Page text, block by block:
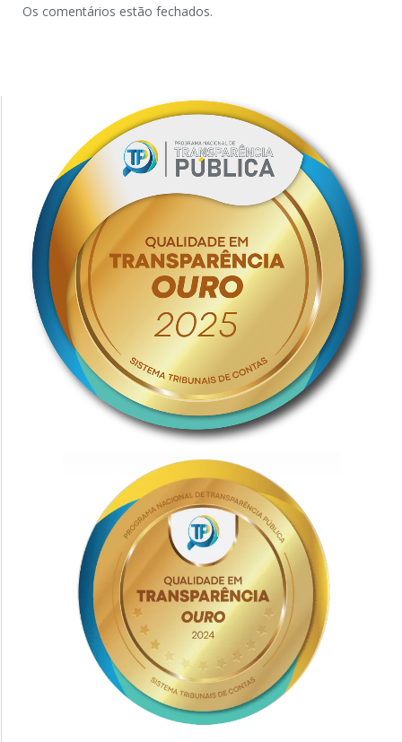
Os comentários estão fechados.